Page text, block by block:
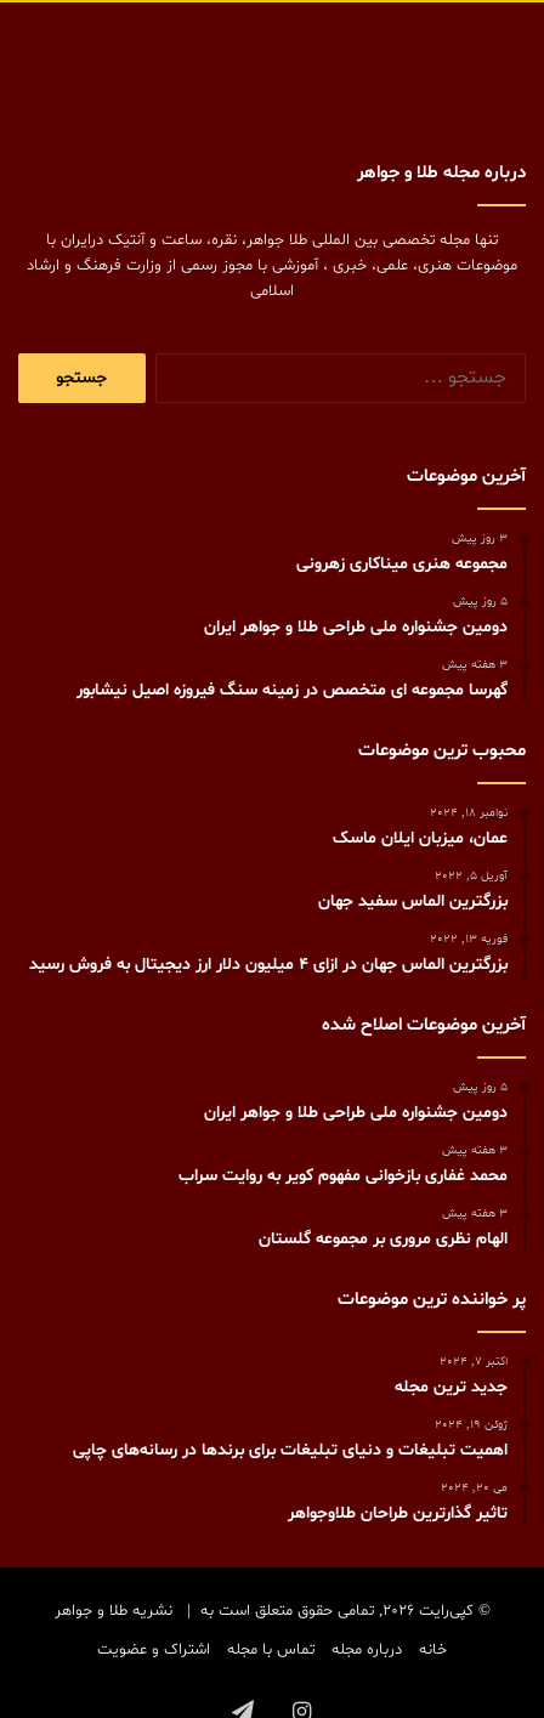
درباره مجله طلا و جواهر
تنها مجله تخصصی بین المللی طلا جواهر، نقره، ساعت و آنتیک درایران با
موضوعات هنری، علمی، خبری ، آموزشی با مجوز رسمی از وزارت فرهنگ و ارشاد
اسلامی
آخرین موضوعات
3 روز پیش
مجموعه هنری میناکاری زهرونی
5 روز پیش
دومین جشنواره ملی طراحی طلا و جواهر ایران
3 هفته پیش
گهرسا مجموعه ای متخصص در زمینه سنگ فیروزه اصیل نیشابور
محبوب ترین موضوعات
نوامبر 18, 2024
عمان، میزبان ایلان ماسک
آوریل 5, 2022
بزرگترین الماس سفید جهان
فوریه 13, 2022
بزرگترین الماس جهان در ازای ۴ میلیون دلار ارز دیجیتال به فروش رسید
آخرین موضوعات اصلاح شده
5 روز پیش
دومین جشنواره ملی طراحی طلا و جواهر ایران
3 هفته پیش
محمد غفاری بازخوانی مفهوم کویر به روایت سراب
3 هفته پیش
الهام نظری مروری بر مجموعه گلستان
پر خواننده ترین موضوعات
اکتبر 7, 2024
جدید ترین مجله
ژوئن 19, 2024
اهمیت تبلیغات و دنیای تبلیغات برای برندها در رسانه‌های چاپی
می 20, 2024
تاثیر گذارترین طراحان طلاوجواهر
© کپی‌رایت 2026, تمامی حقوق متعلق است به |
نشریه طلا و جواهر
خانه
درباره مجله تماس با مجله اشتراک و عضویت
اینستاگرامتلگرام